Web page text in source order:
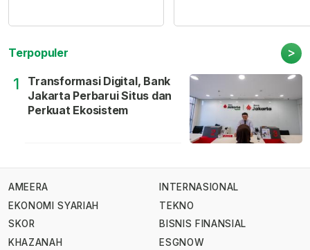
Terpopuler >
1
Transformasi Digital, Bank
Jakarta Perbarui Situs dan
Perkuat Ekosistem
AMEERA
EKONOMI SYARIAH
SKOR
KHAZANAH
INTERNASIONAL
TEKNO
BISNIS FINANSIAL
ESGNOW